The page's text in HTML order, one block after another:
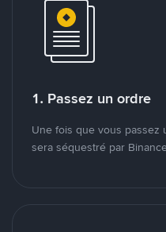
1. Passez un ordre
Une fois que vous passez
sera séquestré par